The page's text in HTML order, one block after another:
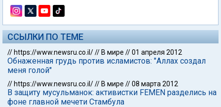
ССЫЛКИ ПО ТЕМЕ
// https://www.newsru.co.il/// В мире //01 апреля 2012
Обнаженная грудь против исламистов: "Аллах создал
меня голой"
// https://www.newsru.co.il/// В мире //08 марта 2012
В защиту мусульманок: активистки FEMEN разделись на
фоне главной мечети Стамбула